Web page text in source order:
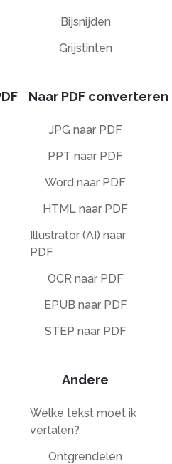
Bijsnijden
Grijstinten
Naar PDF converteren
JPG naar PDF
PPT naar PDF
Word naar PDF
HTML naar PDF
Illustrator (AI) naar
PDF
OCR naar PDF
EPUB naar PDF
STEP naar PDF
Andere
Welke tekst moet ik
vertalen?
Ontgrendelen